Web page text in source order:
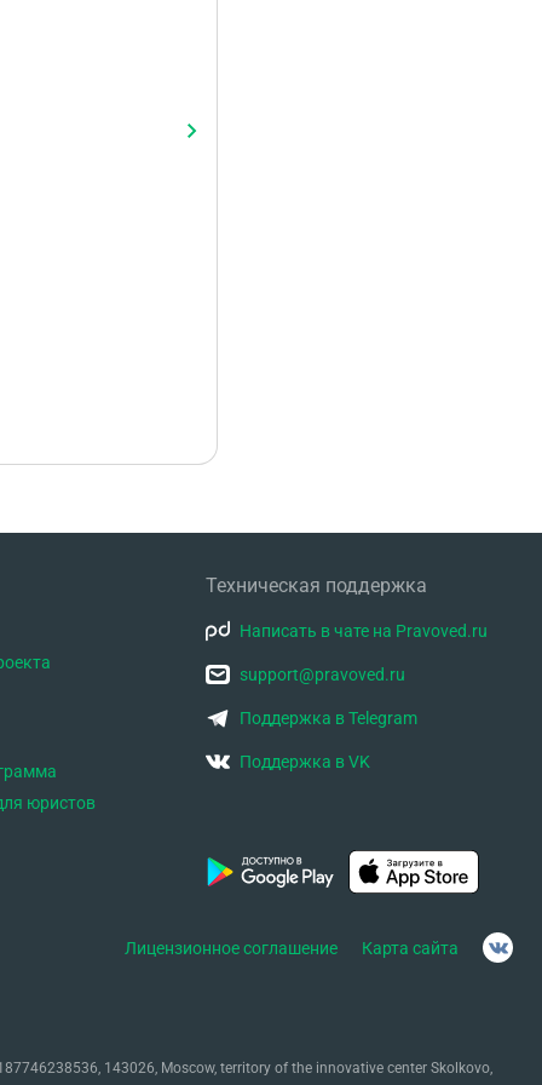
юристов
Техническая поддержка
Написать в чате на Pravoved.ru
support@pravoved.ru
Поддержка в Telegram
Поддержка в VK
Лицензионное соглашение Карта сайта
143026, Moscow, territory of the innovative center Skolkovo,